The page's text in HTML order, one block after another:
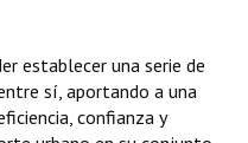
establecer una serie de
sí, aportando a una
confianza y